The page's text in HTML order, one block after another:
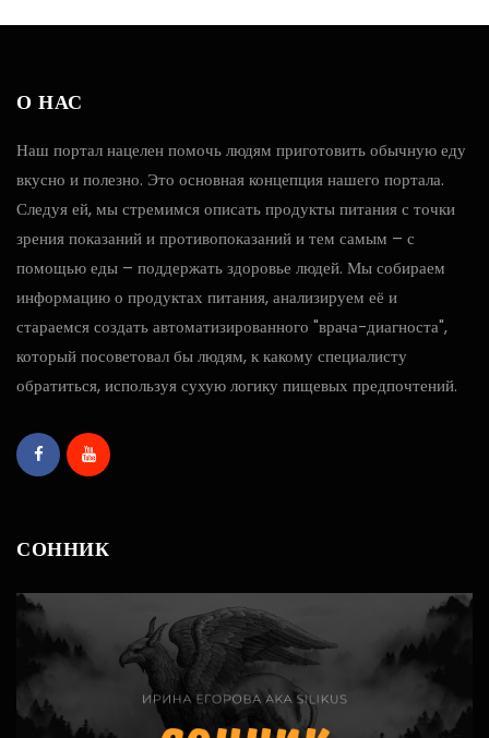
О НАС
Наш портал нацелен помочь людям приготовить обычную еду
вкусно и полезно. Это основная концепция нашего портала.
Следуя ей, мы стремимся описать продукты питания с точки
зрения показаний и противопоказаний и тем самым – с
помощью еды – поддержать здоровье людей. Мы собираем
информацию о продуктах питания, анализируем её и
стараемся создать автоматизированного "врача-диагноста",
который посоветовал бы людям, к какому специалисту
обратиться, используя сухую логику пищевых предпочтений.
СОННИК